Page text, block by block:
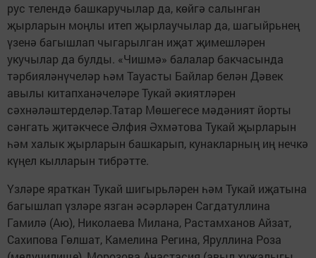
рус телендә башкаручылар да, көйгә салынган
җырларын моңлы итеп җырлаучылар да, шагыйрьнең
үзенә багышлап чыгарылган иҗат җимешләрен
укучылар да булды. «Чишмә» балалар бакчасында
тәрбияләнүчеләр һәм Тауасты Байлар белән Дәвек
авылы китапханәчеләре Тукай әкиятләрен
сәхнәләштерделәр.Татар Мөшегесе мәдәният йорты
сәнгать җитәкчесе Әлфия Әхмәтова Тукай җырларын
һәм халык җырларын башкарып, кунакларның иң нечкә
күңел кылларын тибрәтте.
Үзләре яраткан Тукай шигырьләрен һәм Тукай иҗатына
багышлап үзләре язган әсәрләрен Сагдатуллина
Гамилә (Аю), Николаева Милана, Растамханов Айзат,
Сахипова Гөлшат, Камелина Регина, Яруллина Роза